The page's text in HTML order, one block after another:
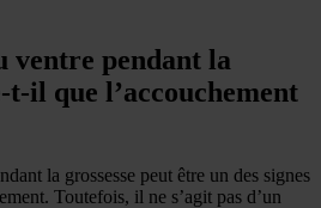
ventre pendant la
t-il que l’accouchement
la grossesse peut être un des signes
Toutefois, il ne s’agit pas d’un